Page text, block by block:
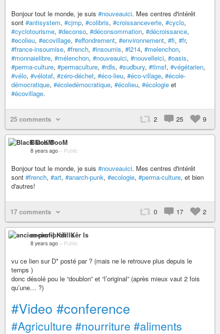
Bonjour tout le monde, je suis #nouveauici. Mes centres d'intérêt
sont #antisystem, #cjmp, #colibris, #croissanceverte, #cyclo,
#cyclotourisme, #deconso, #déconsommation, #décroissance,
#ecolieu, #ecovillage, #effondrement, #environnement, #fi, #fr,
#france-insoumise, #french, #insoumis, #l214, #melenchon,
#monnaielibre, #mélenchon, #nouveauici, #nouvelleici, #oasis,
#perma-culture, #permaculture, #rdls, #sudbury, #tlmsf, #végétarien,
#vélo, #vélotaf, #zéro-déchet, #éco-lieu, #éco-village, #école-
démocratique, #écoledémocratique, #écolieu, #écologie et
#écovillage.
25 comments 2 25 9
BlacK DooM
8 years ago – Public
Bonjour tout le monde, je suis #nouveauici. Mes centres d'intérêt
sont #french, #art, #anarch-punk, #ecologie, #perma-culture, et bien
d'autres!
17 comments 0 17 2
ancien-profil Kêr Is
8 years ago – Public
vu ce lien sur D* posté par ? (mais ne le retrouve plus depuis le
temps )
donc désolé pou le “doublon” et “l’original” (après mieux vaut 2 fois
qu’une… ?)
#Video #conference
#Agriculture #nourriture #aliments